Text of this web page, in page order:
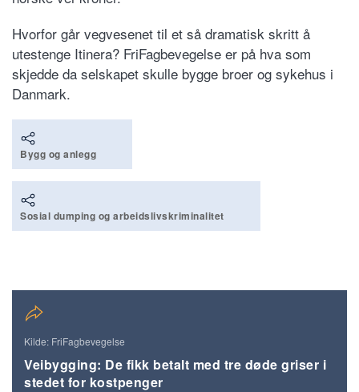
Hvorfor går vegvesenet til et så dramatisk skritt å
utestenge Itinera? FriFagbevegelse er på hva som
skjedde da selskapet skulle bygge broer og sykehus i
Danmark.
Bygg og anlegg
Sosial dumping og arbeidslivskriminalitet
Kilde: FriFagbevegelse
Veibygging: De fikk betalt med tre døde griser i
stedet for kostpenger